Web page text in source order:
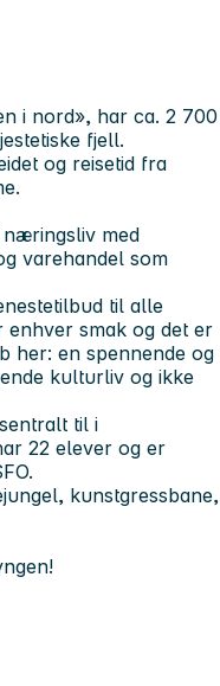
i nord», har ca. 2 700
fjell.
og reisetid fra
næringsliv med
varehandel som
til alle
smak og det er
her: en spennende og
kulturliv og ikke
til i
22 elever og er
kunstgressbane,